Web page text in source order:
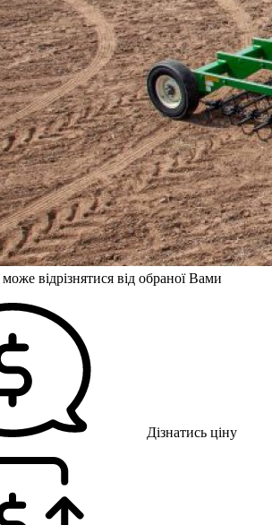
відрізнятися від обраної Вами
Дізнатись ціну